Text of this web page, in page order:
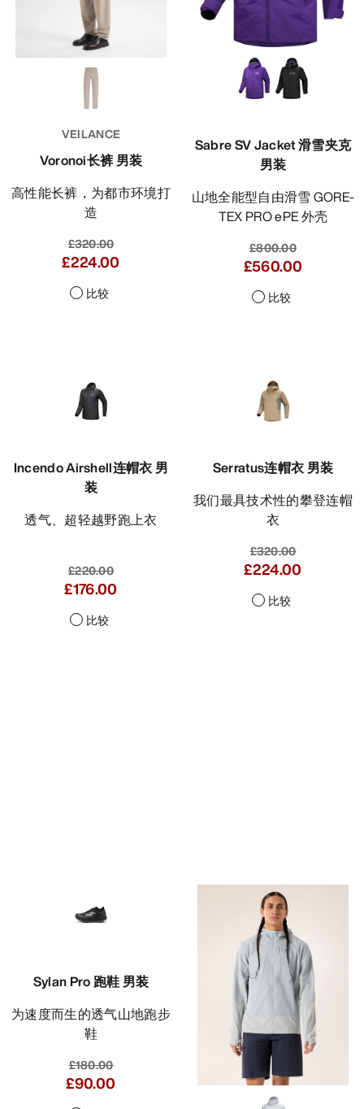
VEILANCE
Voronoi长裤 男装
高性能长裤，为都市环境打
造
£320.00
£224.00
比较
Sabre SV Jacket 滑雪夹克
男装
山地全能型自由滑雪 GORE-
TEX PRO ePE 外壳
£800.00
£560.00
比较
Incendo Airshell连帽衣 男
装
透气、超轻越野跑上衣
£220.00
£176.00
比较
Serratus连帽衣 男装
我们最具技术性的攀登连帽
衣
£320.00
£224.00
比较
Sylan Pro 跑鞋 男装
为速度而生的透气山地跑步
鞋
£180.00
£90.00